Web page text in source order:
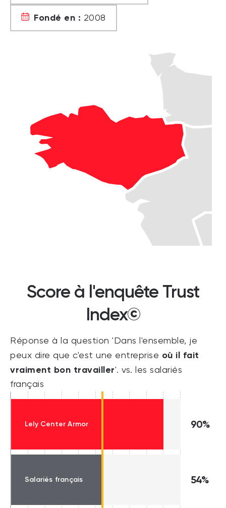
Fondé en : 2008
Score à l'enquête Trust
Index©
Réponse à la question 'Dans l'ensemble, je
peux dire que c'est une entreprise où il fait
vraiment bon travailler'. vs. les salariés
français
Lely Center Armor 90%
Salariés français 54%